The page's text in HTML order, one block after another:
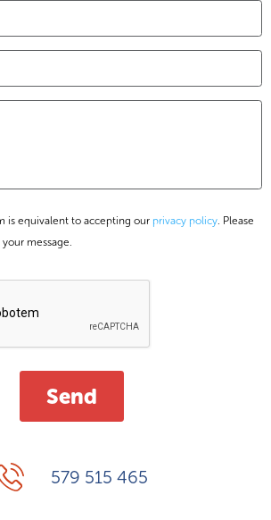
is equivalent to accepting our privacy policy . Please
message.
579 515 465